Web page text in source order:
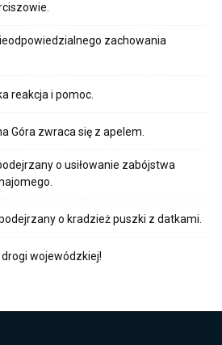
zachowania
reakcja i pomoc.
Góra zwraca się z apelem.
o usiłowanie zabójstwa
o kradzież puszki z datkami.
wojewódzkiej!